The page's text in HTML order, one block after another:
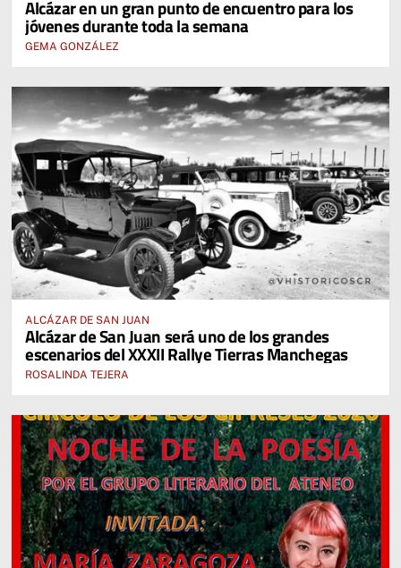
Alcázar en un gran punto de encuentro para los
jóvenes durante toda la semana
GEMA GONZÁLEZ
ALCÁZAR DE SAN JUAN
Alcázar de San Juan será uno de los grandes
escenarios del XXXII Rallye Tierras Manchegas
ROSALINDA TEJERA